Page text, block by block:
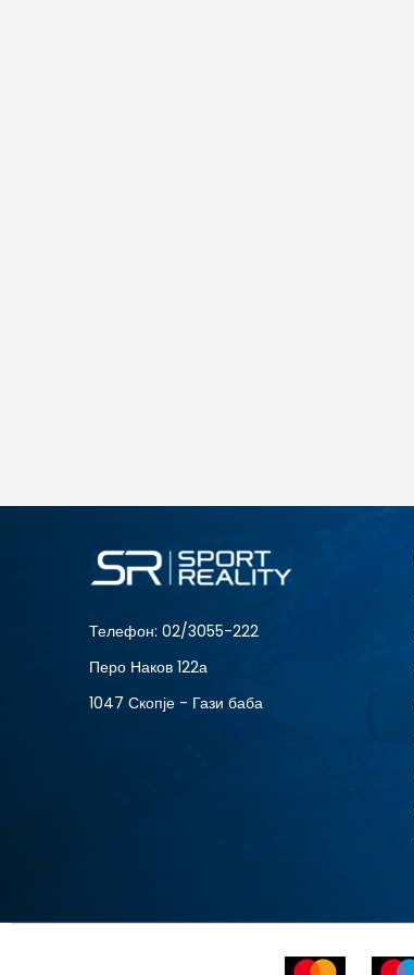
Големина
L
XS
Телефон: 02/3055-222
Перо Наков 122а
1047 Скопје - Гази баба